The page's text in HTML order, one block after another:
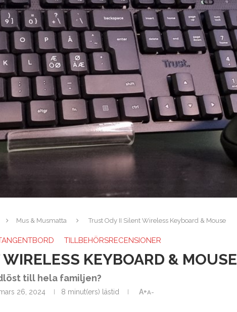
Mus & Musmatta Trust Ody II Silent Wireless Keyboard & Mouse
TILLBEHÖRSRECENSIONER
KEYBOARD & MOUSE
till hela familjen?
26, 2024 8 minut(ers) lästid A+A-